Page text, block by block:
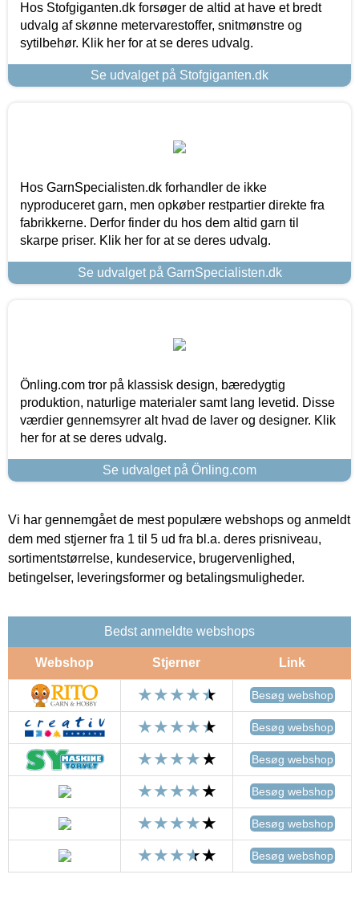
Hos Stofgiganten.dk forsøger de altid at have et bredt
udvalg af skønne metervarestoffer, snitmønstre og
sytilbehør. Klik her for at se deres udvalg.
Se udvalget på Stofgiganten.dk
Hos GarnSpecialisten.dk forhandler de ikke
nyproduceret garn, men opkøber restpartier direkte fra
fabrikkerne. Derfor finder du hos dem altid garn til
skarpe priser. Klik her for at se deres udvalg.
Se udvalget på GarnSpecialisten.dk
Önling.com tror på klassisk design, bæredygtig
produktion, naturlige materialer samt lang levetid. Disse
værdier gennemsyrer alt hvad de laver og designer. Klik
her for at se deres udvalg.
Se udvalget på Önling.com
Vi har gennemgået de mest populære webshops og anmeldt
dem med stjerner fra 1 til 5 ud fra bl.a. deres prisniveau,
sortimentstørrelse, kundeservice, brugervenlighed,
betingelser, leveringsformer og betalingsmuligheder.
Bedst anmeldte webshops
Webshop Stjerner Link
Besøg webshop
Besøg webshop
Besøg webshop
Besøg webshop
Besøg webshop
Besøg webshop